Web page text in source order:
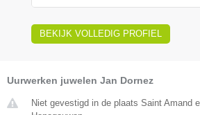
BEKIJK VOLLEDIG PROFIEL
Uurwerken juwelen Jan Dornez
Niet gevestigd in de plaats Saint Amand